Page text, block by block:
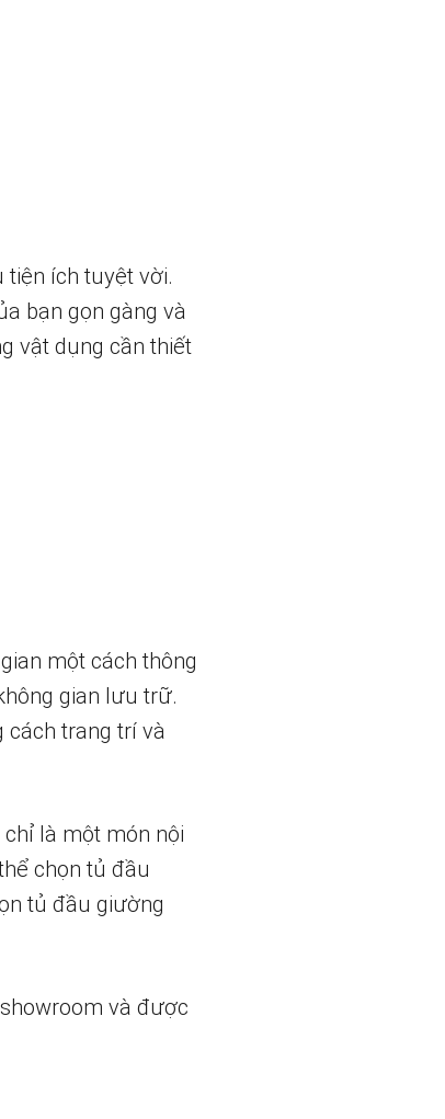
ích tuyệt vời.
bạn gọn gàng và
vật dụng cần thiết
một cách thông
gian lưu trữ.
cách trang trí và
là một món nội
chọn tủ đầu
tủ đầu giường
và được